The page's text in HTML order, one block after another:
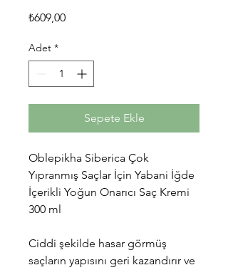
₺609,00Fiyat
Adet *
Sepete Ekle
Oblepikha Siberica Çok
Yıpranmış Saçlar İçin Yabani İğde
İçerikli Yoğun Onarıcı Saç Kremi
300 ml
Ciddi şekilde hasar görmüş
saçların yapısını geri kazandırır ve